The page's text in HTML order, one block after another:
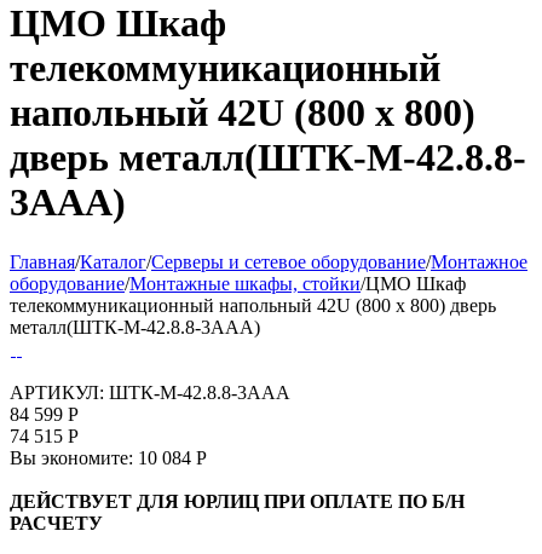
ЦМО Шкаф
телекоммуникационный
напольный 42U (800 х 800)
дверь металл(ШТК-М-42.8.8-
3ААА)
Главная/Каталог/Серверы и сетевое оборудование/Монтажное
оборудование/Монтажные шкафы, стойки/ЦМО Шкаф
телекоммуникационный напольный 42U (800 х 800) дверь
металл(ШТК-М-42.8.8-3ААА)
АРТИКУЛ: ШТК-М-42.8.8-3ААА
84 599 Р
74 515 Р
Вы экономите: 10 084 Р
ДЕЙСТВУЕТ ДЛЯ ЮРЛИЦ ПРИ ОПЛАТЕ ПО Б/Н
РАСЧЕТУ